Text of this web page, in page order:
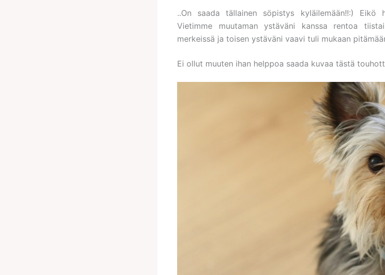
..On saada tällainen söpistys kyläilemään!!:) Eikö
Vietimme muutaman ystäväni kanssa rentoa
merkeissä ja toisen ystäväni vaavi tuli mukaan
Ei ollut muuten ihan helppoa saada kuvaa tästä